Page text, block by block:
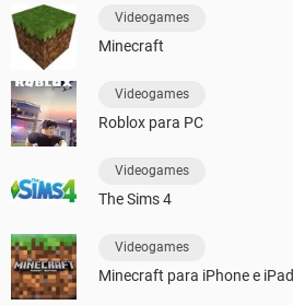
Videogames
Minecraft
Videogames
Roblox para PC
Videogames
The Sims 4
Videogames
Minecraft para iPhone e iPad